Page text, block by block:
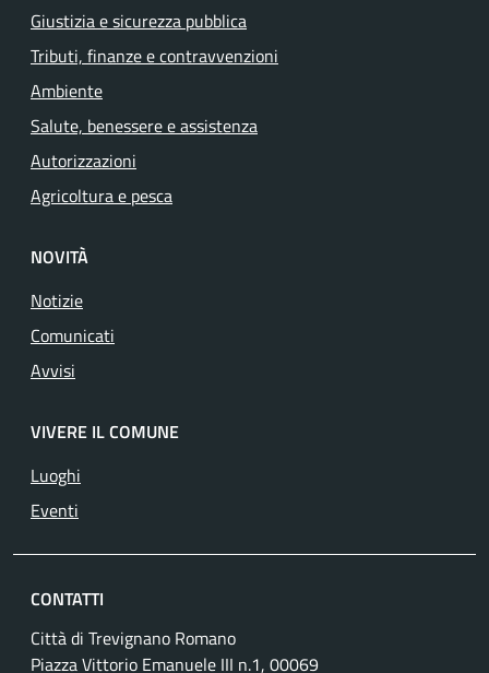
Giustizia e sicurezza pubblica
Tributi, finanze e contravvenzioni
Ambiente
Salute, benessere e assistenza
Autorizzazioni
Agricoltura e pesca
NOVITÀ
Notizie
Comunicati
Avvisi
VIVERE IL COMUNE
Luoghi
Eventi
CONTATTI
Città di Trevignano Romano
Piazza Vittorio Emanuele III n.1, 00069